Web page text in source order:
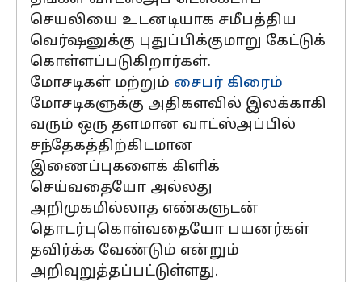
செயலியை உடனடியாக சமீபத்திய
வெர்ஷனுக்கு புதுப்பிக்குமாறு கேட்டுக்
கொள்ளப்படுகிறார்கள்.
மோசடிகள் மற்றும் சைபர் கிரைம்
மோசடிகளுக்கு அதிகளவில் இலக்காகி
வரும் ஒரு தளமான வாட்ஸ்அப்பில்
சந்தேகத்திற்கிடமான
இணைப்புகளைக் கிளிக்
செய்வதையோ அல்லது
அறிமுகமில்லாத எண்களுடன்
தொடர்புகொள்வதையோ பயனர்கள்
தவிர்க்க வேண்டும் என்றும்
அறிவுறுத்தப்பட்டுள்ளது.